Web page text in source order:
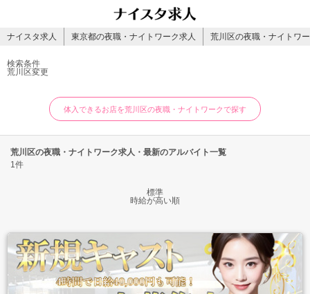
ナイスタ求人 東京都の夜職・ナイトワーク求人 荒川区の夜職・ナイトワ
検索条件
荒川区変更
体入できるお店を荒川区の夜職・ナイトワークで探す
荒川区の夜職・ナイトワーク求人・最新のアルバイト一覧
1件
標準
時給が高い順